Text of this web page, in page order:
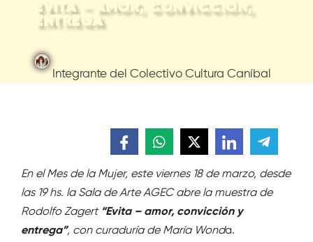
EVITA – AMOR, CONVICCIÓN,
ENTREGA
Integrante del Colectivo Cultura Caníbal
En el Mes de la Mujer, este viernes 18 de marzo, desde
las 19 hs. la Sala de Arte AGEC abre la muestra de
Rodolfo Zagert “Evita – amor, convicción y
entrega”, con curaduría de María Wonda.